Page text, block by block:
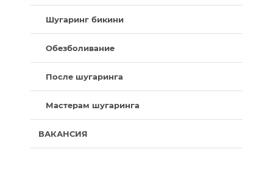
Шугаринг бикини
Обезболивание
После шугаринга
Мастерам шугаринга
ВАКАНСИЯ